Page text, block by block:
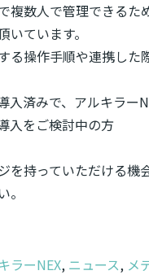
複数人で管理できる
いています。
る操作手順や連携した
入済みで、アルキラー
入をご検討中の方
を持っていただける機
。
ラーNEX, ニュース, メ